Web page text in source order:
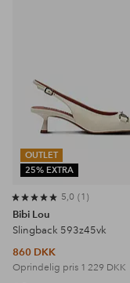
OUTLET
25% EXTRA
5,0 1
Bibi Lou
Slingback 593z45vk
860 DKK
Oprindelig pris 1 229 DKK